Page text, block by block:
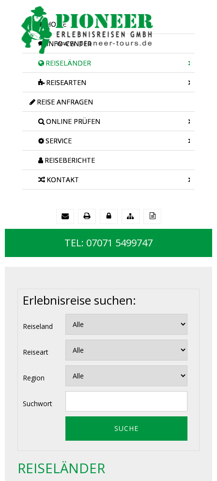
HOME
INFO-CENTER
REISELÄNDER
REISEARTEN
REISE ANFRAGEN
ONLINE PRÜFEN
SERVICE
REISEBERICHTE
KONTAKT
TEL: 07071 5499747
Erlebnisreise suchen:
Reiseland
Reiseart
Region
Suchwort
REISELÄNDER